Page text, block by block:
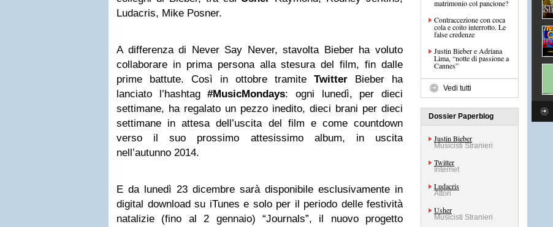
Ludacris, Mike Posner.
A differenza di Never Say Never, stavolta Bieber ha voluto
collaborare in prima persona alla stesura del film, fin dalle
prime battute. Così in ottobre tramite Twitter Bieber ha
lanciato l’hashtag#MusicMondays: ogni lunedì, per dieci
settimane, ha regalato un pezzo inedito, dieci brani per dieci
settimane in attesa dell’uscita del film e come countdown
verso il suo prossimo attesissimo album, in uscita
nell’autunno 2014.
E da lunedì 23 dicembre sarà disponibile esclusivamente in
digital download su iTunes e solo per il periodo delle festività
natalizie (fino al 2 gennaio) “Journals”, il nuovo progetto
matrimonio col pancione?
Contraccezione con coca
cola e coito interrotto. Le
false credenze
Justin Bieber e Adriana
Lima, “notte di passione a
Cannes”
Vedi tutti
Dossier Paperblog
Justin Bieber
Musicisti Stranieri
Twitter
Internet
Ludacris
Attori
Usher
Musicisti Stranieri